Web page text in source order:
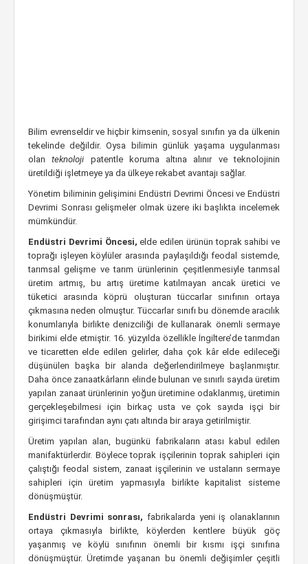
Bilim evrenseldir ve hiçbir kimsenin, sosyal sınıfın ya da ülkenin
tekelinde değildir. Oysa bilimin günlük yaşama uygulanması
olanteknoloji patentle koruma altına alınır ve teknolojinin
üretildiği işletmeye ya da ülkeye rekabet avantajı sağlar.
Yönetim biliminin gelişimini Endüstri Devrimi Öncesi ve Endüstri
Devrimi Sonrası gelişmeler olmak üzere iki başlıkta incelemek
mümkündür.
Endüstri Devrimi Öncesi,elde edilen ürünün toprak sahibi ve
toprağı işleyen köylüler arasında paylaşıldığı feodal sistemde,
tarımsal gelişme ve tarım ürünlerinin çeşitlenmesiyle tarımsal
üretim artmış, bu artış üretime katılmayan ancak üretici ve
tüketici arasında köprü oluşturan tüccarlar sınıfının ortaya
çıkmasına neden olmuştur. Tüccarlar sınıfı bu dönemde aracılık
konumlarıyla birlikte denizciliği de kullanarak önemli sermaye
birikimi elde etmiştir. 16. yüzyılda özellikle İngiltere’de tarımdan
ve ticaretten elde edilen gelirler, daha çok kâr elde edileceği
düşünülen başka bir alanda değerlendirilmeye başlanmıştır.
Daha önce zanaatkârların elinde bulunan ve sınırlı sayıda üretim
yapılan zanaat ürünlerinin yoğun üretimine odaklanmış, üretimin
gerçekleşebilmesi için birkaç usta ve çok sayıda işçi bir
girişimci tarafından aynı çatı altında bir araya getirilmiştir.
Üretim yapılan alan, bugünkü fabrikaların atası kabul edilen
manifaktürlerdir. Böylece toprak işçilerinin toprak sahipleri için
çalıştığı feodal sistem, zanaat işçilerinin ve ustaların sermaye
sahipleri için üretim yapmasıyla birlikte kapitalist sisteme
dönüşmüştür.
Endüstri Devrimi sonrası, fabrikalarda yeni iş olanaklarının
ortaya çıkmasıyla birlikte, köylerden kentlere büyük göç
yaşanmış ve köylü sınıfının önemli bir kısmı işçi sınıfına
dönüşmüştür. Üretimde yaşanan bu önemli değişimler çeşitli